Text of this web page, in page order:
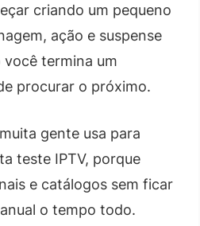
criando um pequeno
ação e suspense
termina um
procurar o próximo.
gente usa para
teste IPTV, porque
e catálogos sem ficar
o tempo todo.